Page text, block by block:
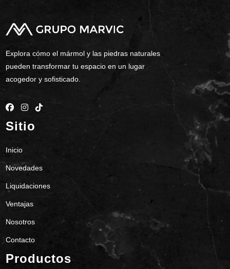
Explora cómo el mármol y las piedras naturales
pueden transformar tu espacio en un lugar
acogedor y sofisticado.
Sitio
Inicio
Novedades
Liquidaciones
Ventajas
Nosotros
Contacto
Productos